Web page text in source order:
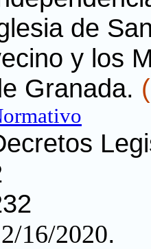
de
y los
Granada.
16/2020.